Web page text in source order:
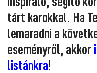
tárt karokkal. Ha
lemaradni a
eseményről, akkor
listánkra!